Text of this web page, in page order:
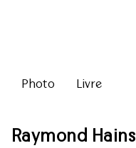
Photo Livre
Raymond Hains